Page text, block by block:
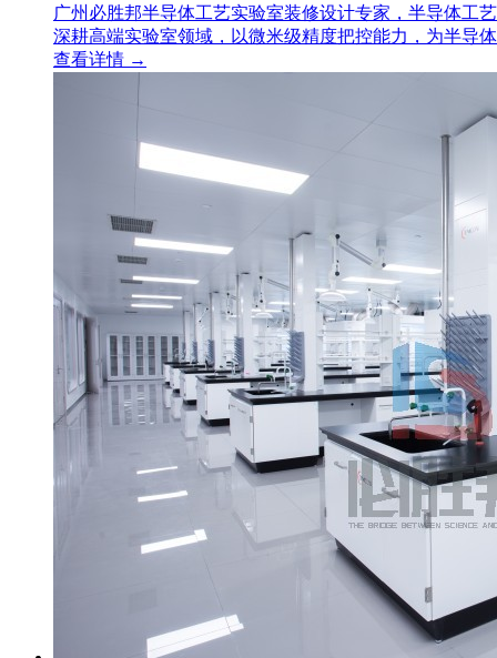
广州必胜邦半导体工艺实验室装修设计专家，半导体工
深耕高端实验室领域，以微米级精度把控能力，为半导
查看详情 →